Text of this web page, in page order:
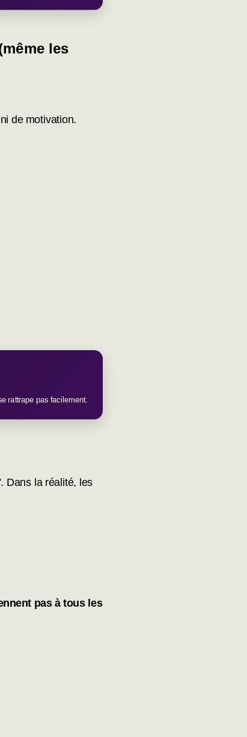
les
de motivation.
rattrape pas facilement.
Dans la réalité, les
pas à tous les